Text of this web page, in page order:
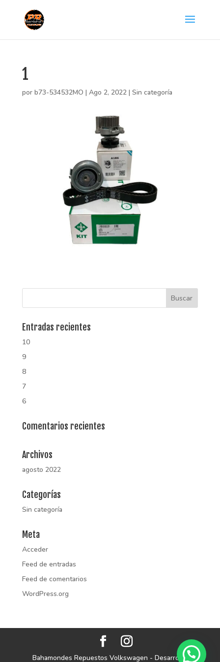
1
por b73-534532MO | Ago 2, 2022| Sin categoría
Entradas recientes
10
9
8
7
6
Comentarios recientes
Archivos
agosto 2022
Categorías
Sin categoría
Meta
Acceder
Feed de entradas
Feed de comentarios
WordPress.org
Bahamondes Repuestos Volkswagen - Desarrolló